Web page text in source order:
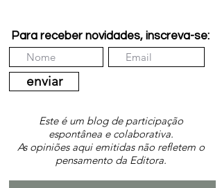
Para receber novidades, inscreva-se:
enviar
Este é um blog de participação
espontânea e colaborativa.
As opiniões aqui emitidas não refletem o
pensamento da Editora.